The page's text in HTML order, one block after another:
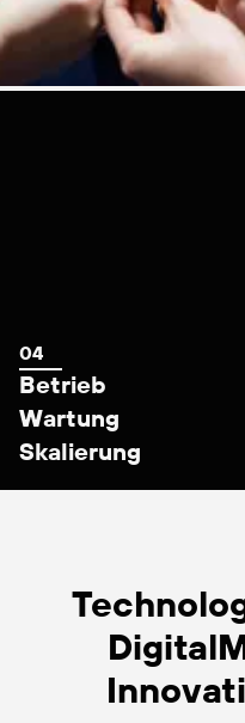
Betrieb
Wartung
Skalierung